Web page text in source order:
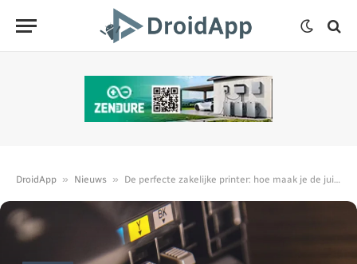
DroidApp » Nieuws » De perfecte zakelijke printer: hoe maak je de juiste keuze? (adv)